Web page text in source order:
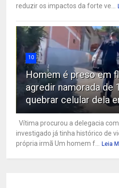
reduzir os impactos da forte ve...
10
Homem é preso em
agredir namorada de
quebrar celular dela
Vítima procurou a delegacia
investigado já tinha histórico de
própria irmã Um homem f...
Leia